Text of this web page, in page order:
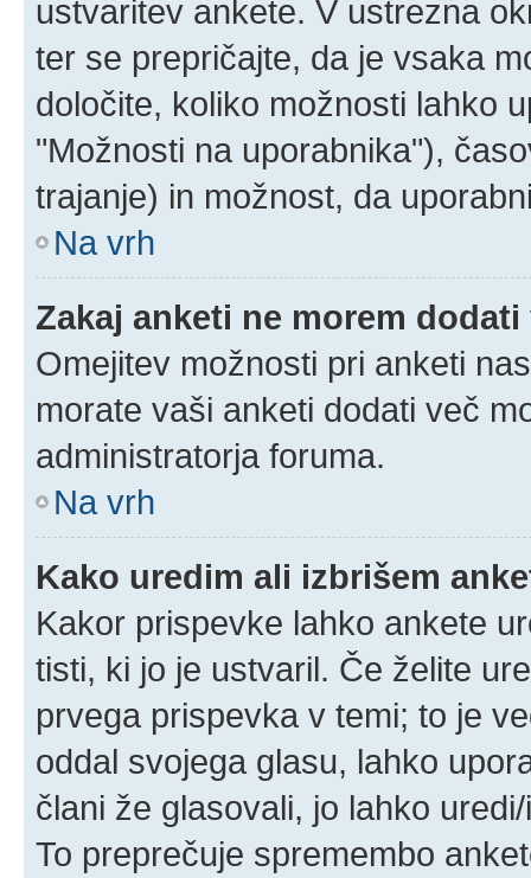
ustvaritev ankete. V ustrezna
ter se prepričajte, da je vsaka
določite, koliko možnosti lahko
"Možnosti na uporabnika"),
trajanje) in možnost, da
Na vrh
Zakaj anketi ne morem
Omejitev možnosti pri anketi
morate vaši anketi dodati več
administratorja foruma.
Na vrh
Kako uredim ali izbrišem
Kakor prispevke lahko ankete
tisti, ki jo je ustvaril. Če želite
prvega prispevka v temi; to je
oddal svojega glasu, lahko
člani že glasovali, jo lahko
To preprečuje spremembo